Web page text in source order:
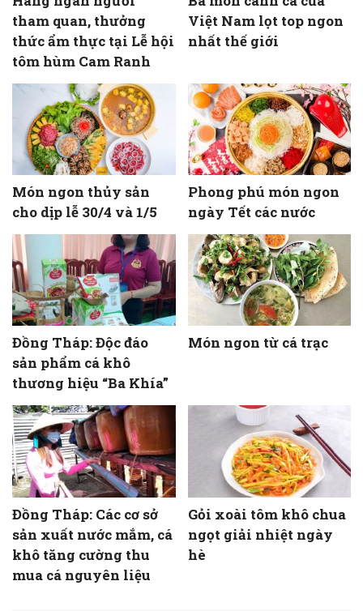
tham quan, thưởng
thức ẩm thực tại Lễ hội
tôm hùm Cam Ranh
Việt Nam lọt top ngon
nhất thế giới
Món ngon thủy sản
cho dịp lễ 30/4 và 1/5
Phong phú món ngon
ngày Tết các nước
Đồng Tháp: Độc đáo
sản phẩm cá khô
thương hiệu “Ba Khía”
Món ngon từ cá trạc
Đồng Tháp: Các cơ sở
sản xuất nước mắm, cá
khô tăng cường thu
mua cá nguyên liệu
Gỏi xoài tôm khô chua
ngọt giải nhiệt ngày
hè